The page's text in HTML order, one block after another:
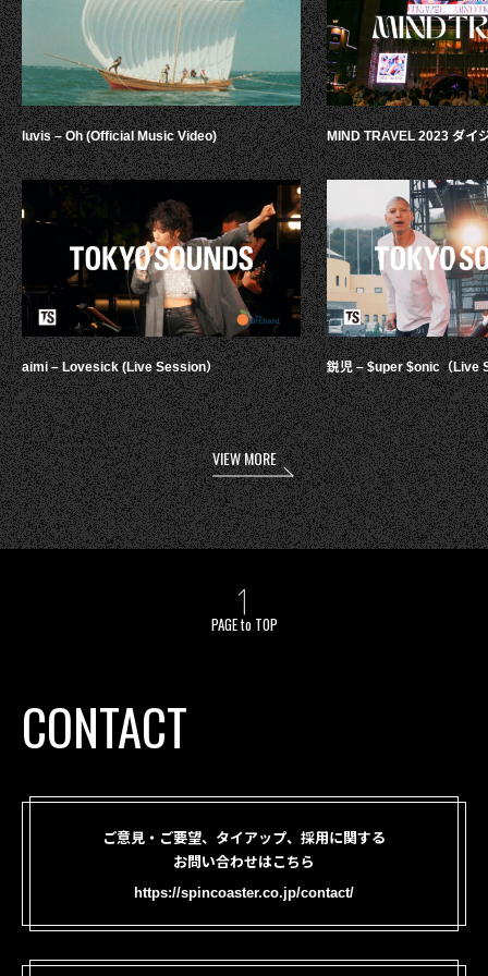
luvis – Oh (Official Music Video)
aimi – Lovesick (Live Session）
MIND TRAVEL 2023 ダイ
鋭児 – $uper $onic（Live
VIEW MORE
PAGE to TOP
CONTACT
ご意見・ご要望、タイアップ、採用に関する
お問い合わせはこちら
https://spincoaster.co.jp/contact/